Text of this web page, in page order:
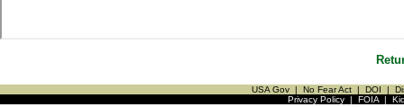
USA Gov | No Fear Act | DOI |
Privacy Policy| FOIA|